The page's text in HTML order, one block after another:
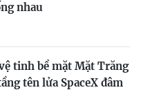
nhau
tinh bề mặt Mặt Trăng
tên lửa SpaceX đâm